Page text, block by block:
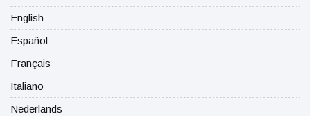
English
Español
Français
Italiano
Nederlands